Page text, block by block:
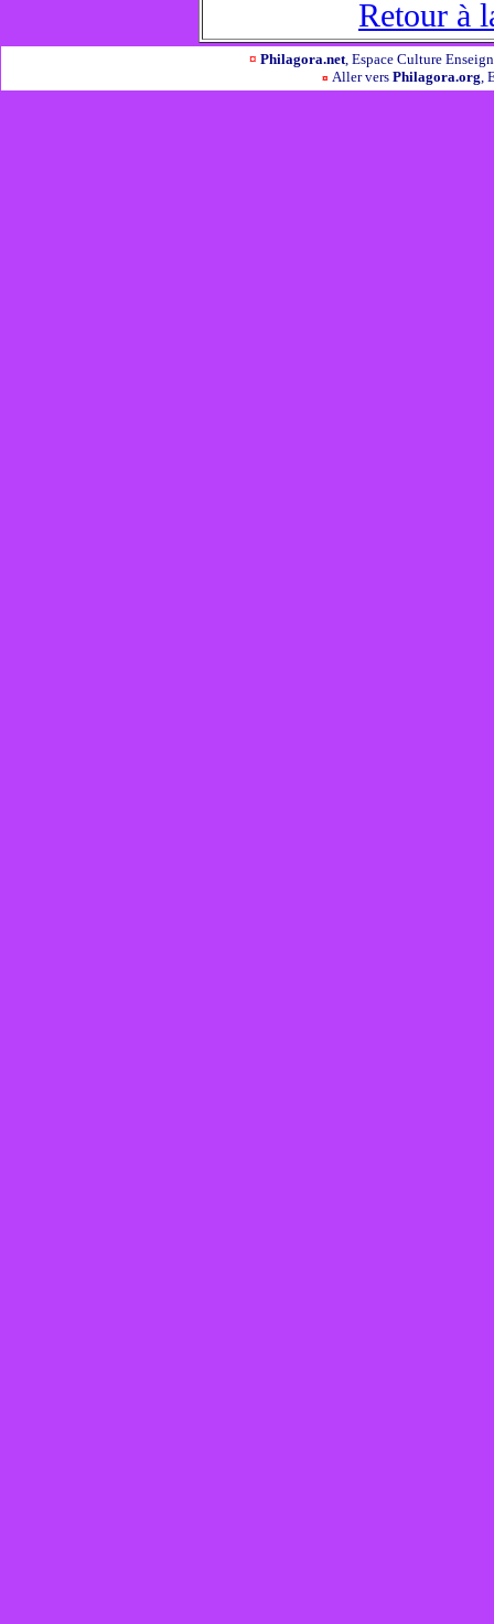
Retour à
¤ Philagora.net, Espace Culture
¤ Aller vers Philagora.org,